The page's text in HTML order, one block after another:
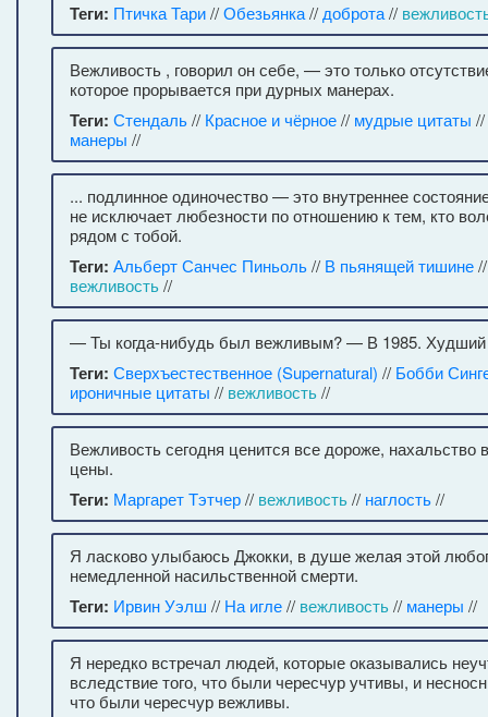
Теги: Птичка Тари//Обезьянка// доброта//
Вежливость , говорил он себе, — это только
которое прорывается при дурных манерах.
Теги: Стендаль// Красное и чёрное// мудрые цитаты //
манеры //
... подлинное одиночество — это внутреннее
не исключает любезности по отношению к тем, кто
рядом с тобой.
Теги: Альберт Санчес Пиньоль// В пьянящей тишине
вежливость//
— Ты когда-нибудь был вежливым? — В 1985. Худший
Теги: Сверхъестественное (Supernatural) // Бобби
ироничные цитаты // вежливость//
Вежливость сегодня ценится все дороже, нахальство
цены.
Теги: Маргарет Тэтчер// вежливость// наглость//
Я ласково улыбаюсь Джокки, в душе желая этой
немедленной насильственной смерти.
Теги: Ирвин Уэлш // На игле// вежливость// манеры //
Я нередко встречал людей, которые оказывались
вследствие того, что были чересчур учтивы, и
что были чересчур вежливы.